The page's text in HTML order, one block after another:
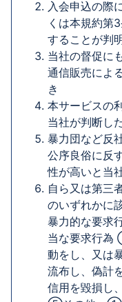
入会申込の際
くは本規約第
することが判
当社の督促に
通信販売によ
き
本サービスの
当社が判断し
暴力団など反
公序良俗に反
性が高いと当
自ら又は第
のいずれかに
暴力的な要求
当な要求行為
動をし、又は
流布し、偽計
信用を毀損し